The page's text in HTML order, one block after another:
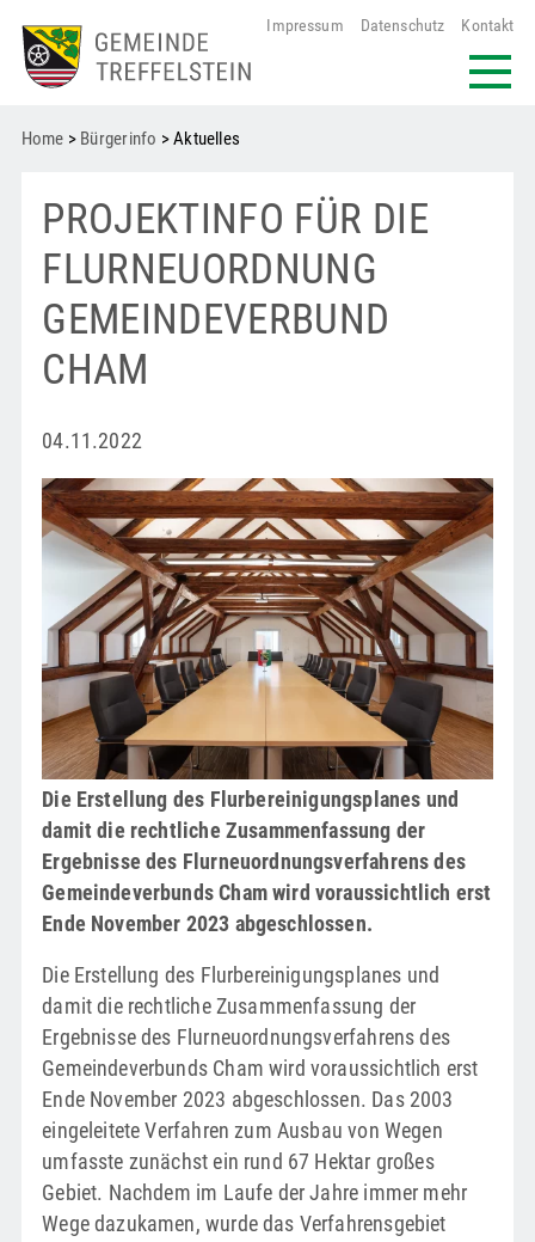
Impressum Datenschutz Kontakt
Home > Bürgerinfo > Aktuelles
PROJEKTINFO FÜR DIE
FLURNEUORDNUNG
GEMEINDEVERBUND
CHAM
04.11.2022
Die Erstellung des Flurbereinigungsplanes und
damit die rechtliche Zusammenfassung der
Ergebnisse des Flurneuordnungsverfahrens des
Gemeindeverbunds Cham wird voraussichtlich erst
Ende November 2023 abgeschlossen.
Die Erstellung des Flurbereinigungsplanes und
damit die rechtliche Zusammenfassung der
Ergebnisse des Flurneuordnungsverfahrens des
Gemeindeverbunds Cham wird voraussichtlich erst
Ende November 2023 abgeschlossen. Das 2003
eingeleitete Verfahren zum Ausbau von Wegen
umfasste zunächst ein rund 67 Hektar großes
Gebiet. Nachdem im Laufe der Jahre immer mehr
Wege dazukamen, wurde das Verfahrensgebiet